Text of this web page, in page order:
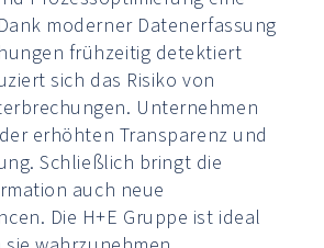
moderner Datenerfassung
frühzeitig detektiert
sich das Risiko von
Unternehmen
erhöhten Transparenz und
Schließlich bringt die
auch neue
Die H+E Gruppe ist ideal